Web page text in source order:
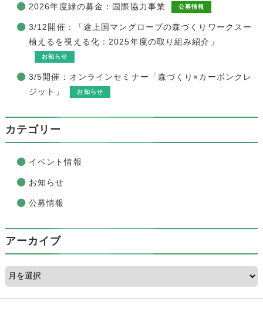
2026年度緑の募金：国際協力事業 公募情報
3/12開催：「途上国マングローブの森づくりワークスー
植えるを視える化：2025年度の取り組み紹介」
お知らせ
3/5開催：オンラインセミナー「森づくり×カーボンクレ
ジット」
お知らせ
カテゴリー
イベント情報
お知らせ
公募情報
アーカイブ